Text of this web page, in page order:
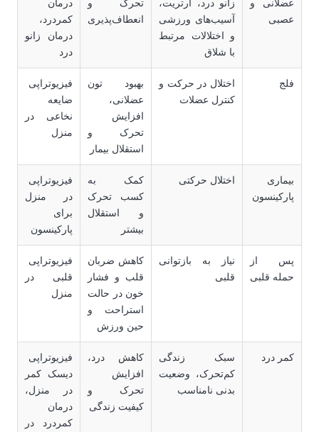
عضلانی و
عصبی
زانو درد، آرتریت،
آسیب‌های ورزشی
و اختلالات مرتبط
با شلاق
تحرک و
انعطاف‌پذیری
درمان
کمردرد،
درمان زانو
درد
فلج
اختلال در حرکت و
کنترل عضلات
بهبود تون
عضلانی،
افزایش
تحرک و
استقلال بیمار
فیزیوتراپی
ضایعه
نخاعی در
منزل
بیماری
پارکینسون
اختلال حرکتی
کمک به
کسب تحرک
و استقلال
بیشتر
فیزیوتراپی
در منزل
برای
پارکینسون
پس از
حمله قلبی
نیاز به بازتوانی
قلبی
کاهش ضربان
قلب و فشار
خون در حالت
استراحت و
حین ورزش
فیزیوتراپی
قلبی در
منزل
کمر درد
سبک زندگی
کم‌تحرک، وضعیت
بدنی نامناسب
کاهش درد،
افزایش
تحرک و
کیفیت زندگی
فیزیوتراپی
دیسک کمر
در منزل،
درمان
کمردرد در